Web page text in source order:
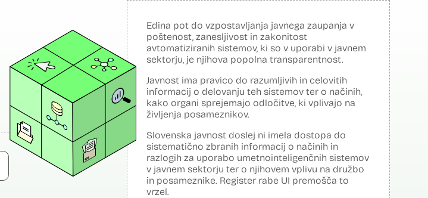
Edina pot do vzpostavljanja javnega zaupanja v
poštenost, zanesljivost in zakonitost
avtomatiziranih sistemov, ki so v uporabi v javnem
sektorju, je njihova popolna transparentnost.
Javnost ima pravico do razumljivih in celovitih
informacij o delovanju teh sistemov ter o načinih,
kako organi sprejemajo odločitve, ki vplivajo na
življenja posameznikov.
Slovenska javnost doslej ni imela dostopa do
sistematično zbranih informacij o načinih in
razlogih za uporabo umetnointeligenčnih sistemov
v javnem sektorju ter o njihovem vplivu na družbo
in posameznike. Register rabe UI premošča to
vrzel.